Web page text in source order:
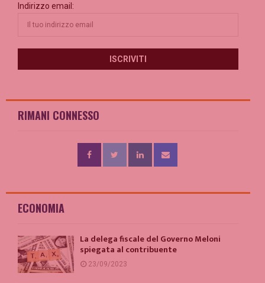
Indirizzo email:
RIMANI CONNESSO
ECONOMIA
La delega fiscale del Governo Meloni
spiegata al contribuente
23/09/2023